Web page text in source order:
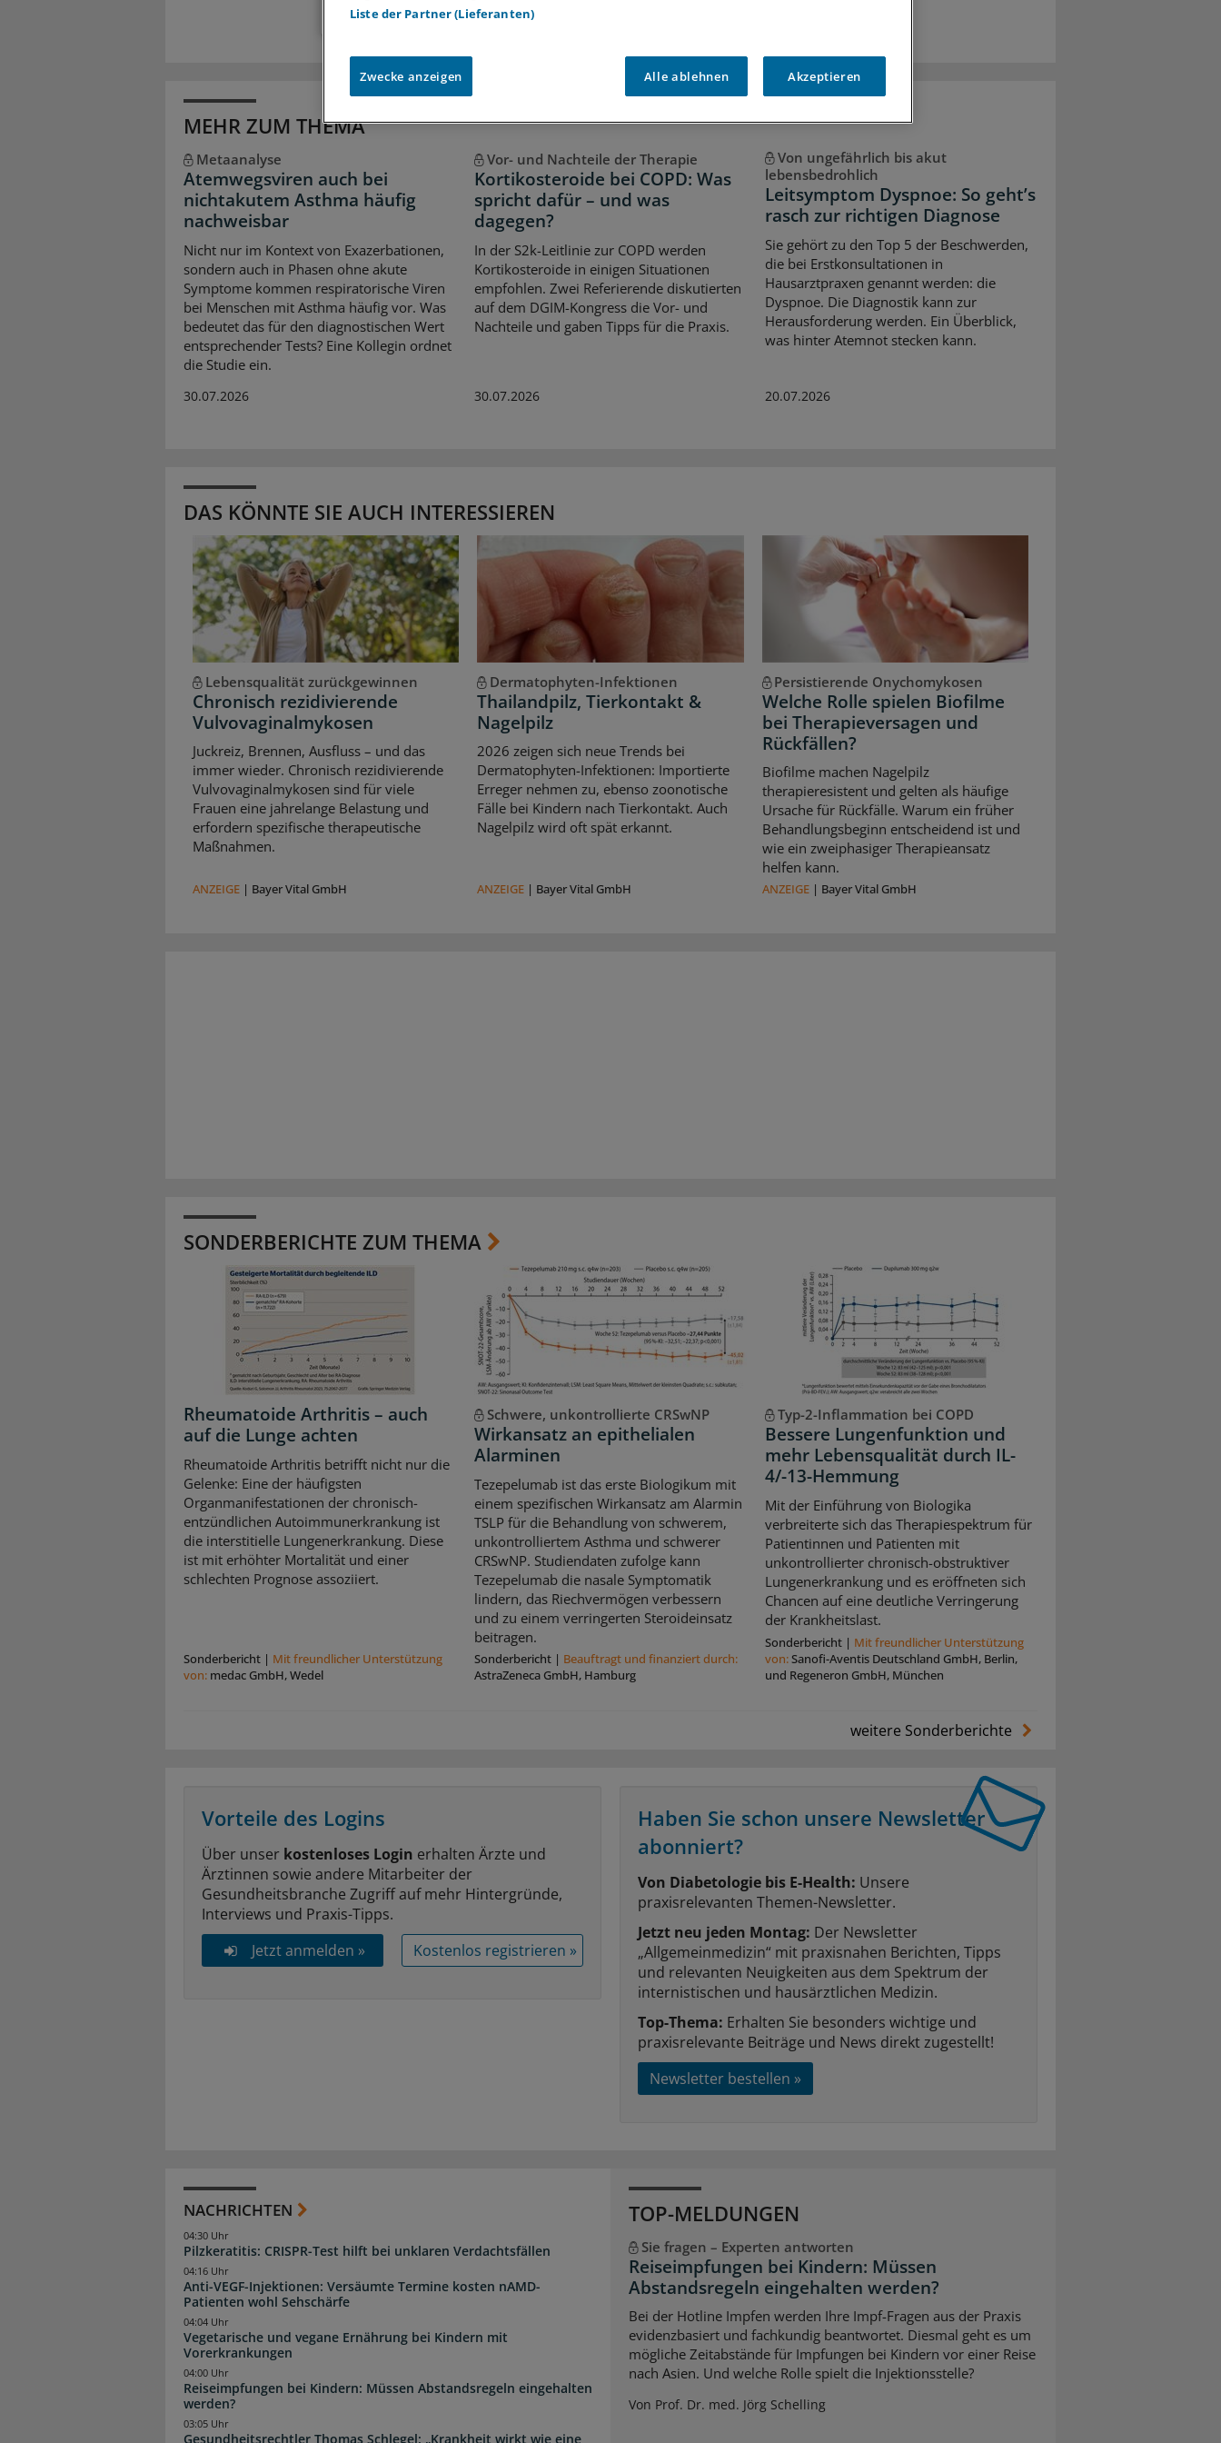
MEHR ZUM THEMA
Metaanalyse
Atemwegsviren auch bei
nichtakutem Asthma häufig
nachweisbar
Nicht nur im Kontext von Exazerbationen,
sondern auch in Phasen ohne akute
Symptome kommen respiratorische Viren
bei Menschen mit Asthma häufig vor. Was
bedeutet das für den diagnostischen Wert
entsprechender Tests? Eine Kollegin ordnet
die Studie ein.
30.07.2026
Vor- und Nachteile der Therapie
Kortikosteroide bei COPD: Was
spricht dafür – und was
dagegen?
In der S2k-Leitlinie zur COPD werden
Kortikosteroide in einigen Situationen
empfohlen. Zwei Referierende diskutierten
auf dem DGIM-Kongress die Vor- und
Nachteile und gaben Tipps für die Praxis.
30.07.2026
Von ungefährlich bis akut
lebensbedrohlich
Leitsymptom Dyspnoe: So geht’s
rasch zur richtigen Diagnose
Sie gehört zu den Top 5 der Beschwerden,
die bei Erstkonsultationen in
Hausarztpraxen genannt werden: die
Dyspnoe. Die Diagnostik kann zur
Herausforderung werden. Ein Überblick,
was hinter Atemnot stecken kann.
20.07.2026
DAS KÖNNTE SIE AUCH INTERESSIEREN
Lebensqualität zurückgewinnen
Chronisch rezidivierende
Vulvovaginalmykosen
Juckreiz, Brennen, Ausfluss – und das
immer wieder. Chronisch rezidivierende
Vulvovaginalmykosen sind für viele
Frauen eine jahrelange Belastung und
erfordern spezifische therapeutische
Maßnahmen.
ANZEIGE | Bayer Vital GmbH
Dermatophyten-Infektionen
Thailandpilz, Tierkontakt &
Nagelpilz
2026 zeigen sich neue Trends bei
Dermatophyten-Infektionen: Importierte
Erreger nehmen zu, ebenso zoonotische
Fälle bei Kindern nach Tierkontakt. Auch
Nagelpilz wird oft spät erkannt.
ANZEIGE | Bayer Vital GmbH
Persistierende Onychomykosen
Welche Rolle spielen Biofilme
bei Therapieversagen und
Rückfällen?
Biofilme machen Nagelpilz
therapieresistent und gelten als häufige
Ursache für Rückfälle. Warum ein früher
Behandlungsbeginn entscheidend ist und
wie ein zweiphasiger Therapieansatz
helfen kann.
ANZEIGE| Bayer Vital GmbH
SONDERBERICHTE ZUM THEMA
Rheumatoide Arthritis – auch
auf die Lunge achten
Rheumatoide Arthritis betrifft nicht nur die
Gelenke: Eine der häufigsten
Organmanifestationen der chronisch-
entzündlichen Autoimmunerkrankung ist
die interstitielle Lungenerkrankung. Diese
ist mit erhöhter Mortalität und einer
schlechten Prognose assoziiert.
Sonderbericht | Mit freundlicher Unterstützung
von: medac GmbH, Wedel
Schwere, unkontrollierte CRSwNP
Wirkansatz an epithelialen
Alarminen
Tezepelumab ist das erste Biologikum mit
einem spezifischen Wirkansatz am Alarmin
TSLP für die Behandlung von schwerem,
unkontrolliertem Asthma und schwerer
CRSwNP. Studiendaten zufolge kann
Tezepelumab die nasale Symptomatik
lindern, das Riechvermögen verbessern
und zu einem verringerten Steroideinsatz
beitragen.
Sonderbericht| Beauftragt und ﬁnanziert durch:
AstraZeneca GmbH, Hamburg
Typ-2-Inflammation bei COPD
Bessere Lungenfunktion und
mehr Lebensqualität durch IL-
4/-13-Hemmung
Mit der Einführung von Biologika
verbreiterte sich das Therapiespektrum für
Patientinnen und Patienten mit
unkontrollierter chronisch-obstruktiver
Lungenerkrankung und es eröffneten sich
Chancen auf eine deutliche Verringerung
der Krankheitslast.
Sonderbericht| Mit freundlicher Unterstützung
von:Sanoﬁ-Aventis Deutschland GmbH, Berlin,
und Regeneron GmbH, München
weitere Sonderberichte
Vorteile des Logins
Über unser kostenloses Login erhalten Ärzte und
Ärztinnen sowie andere Mitarbeiter der
Gesundheitsbranche Zugriff auf mehr Hintergründe,
Interviews und Praxis-Tipps.
Jetzt anmelden »
Kostenlos registrieren »
Haben Sie schon unsere Newsletter
abonniert?
Von Diabetologie bis E-Health: Unsere
praxisrelevanten Themen-Newsletter.
Jetzt neu jeden Montag: Der Newsletter
„Allgemeinmedizin“ mit praxisnahen Berichten, Tipps
und relevanten Neuigkeiten aus dem Spektrum der
internistischen und hausärztlichen Medizin.
Top-Thema: Erhalten Sie besonders wichtige und
praxisrelevante Beiträge und News direkt zugestellt!
Newsletter bestellen »
NACHRICHTEN
Pilzkeratitis: CRISPR-Test hilft bei unklaren Verdachtsfällen
04:30 Uhr
Anti-VEGF-Injektionen: Versäumte Termine kosten nAMD-
Patienten wohl Sehschärfe
04:16 Uhr
Vegetarische und vegane Ernährung bei Kindern mit
Vorerkrankungen
04:04 Uhr
Reiseimpfungen bei Kindern: Müssen Abstandsregeln eingehalten
werden?
04:00 Uhr
Gesundheitsrechtler Thomas Schlegel: „Krankheit wirkt wie eine
03:05 Uhr
TOP-MELDUNGEN
Sie fragen – Experten antworten
Reiseimpfungen bei Kindern: Müssen
Abstandsregeln eingehalten werden?
Bei der Hotline Impfen werden Ihre Impf-Fragen aus der Praxis
evidenzbasiert und fachkundig beantwortet. Diesmal geht es um
mögliche Zeitabstände für Impfungen bei Kindern vor einer Reise
nach Asien. Und welche Rolle spielt die Injektionsstelle?
Von Prof. Dr. med. Jörg Schelling
Liste der Partner (Lieferanten)
Zwecke anzeigen Alle ablehnen Akzeptieren